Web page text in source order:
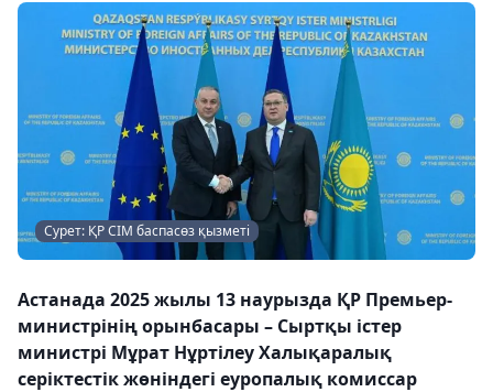
Сурет: ҚР СІМ баспасөз қызметі
Астанада 2025 жылы 13 наурызда ҚР Премьер-
министрінің орынбасары – Сыртқы істер
министрі Мұрат Нұртілеу Халықаралық
серіктестік жөніндегі еуропалық комиссар